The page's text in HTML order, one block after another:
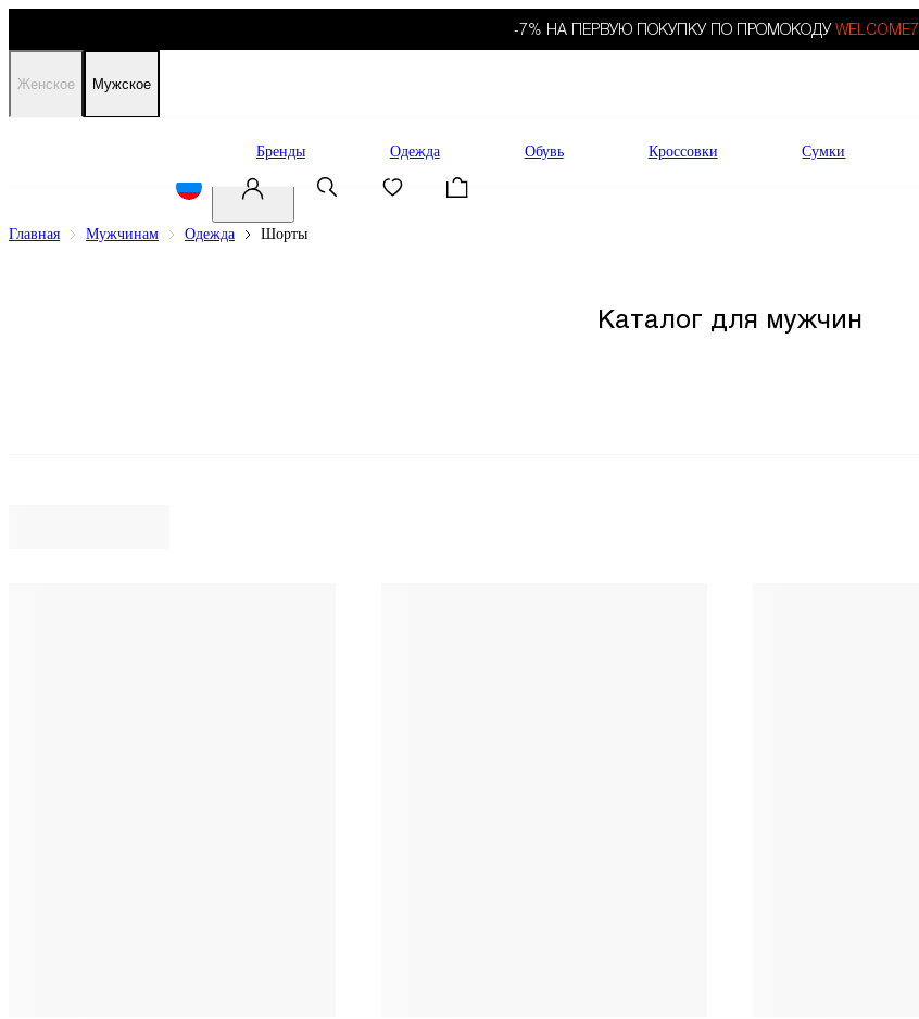
-7% НА ПЕРВУЮ ПОКУПКУ ПО ПРОМОКОДУ WELCOME7.
Женское Мужское
Бренды Одежда Обувь Кроссовки Сумки
Главная Мужчинам Одежда Шорты
Каталог для мужчин